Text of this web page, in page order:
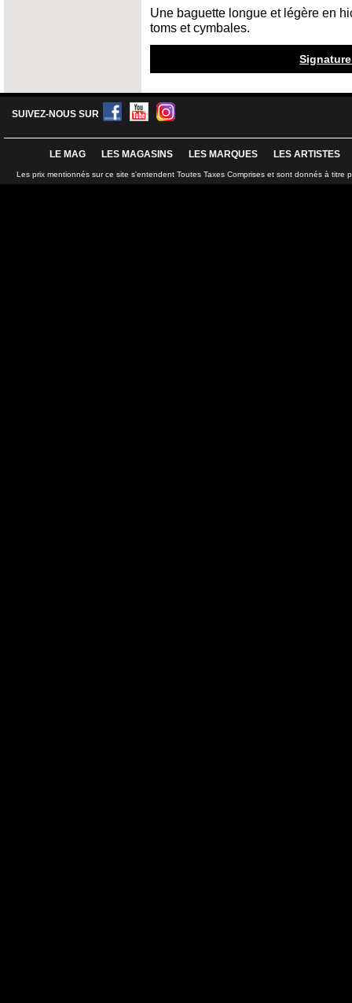
Une baguette longue et légère en
toms et cymbales.
SUIVEZ-NOUS SUR
LE MAG LES MAGASINS LES MARQUES LES ARTISTES
Les prix mentionnés sur ce site s'entendent Toutes Taxes Comprises et sont donnés à